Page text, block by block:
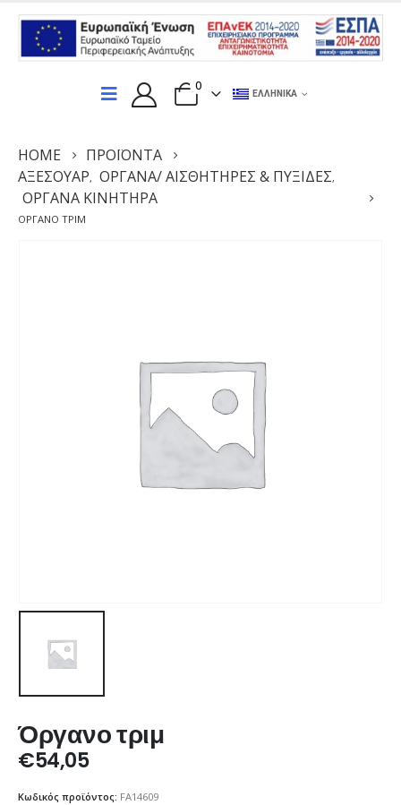
0
ΕΛΛΗΝΙΚΆ
HOME
ΠΡΟΪΌΝΤΑ
ΑΞΕΣΟΥΆΡ, ΌΡΓΑΝΑ/ ΑΙΣΘΗΤΉΡΕΣ & ΠΥΞΊΔΕΣ,
ΌΡΓΑΝΑ ΚΙΝΗΤΉΡΑ
ΌΡΓΑΝΟ ΤΡΙΜ
Όργανο τριμ
€54,05
Κωδικός προϊόντος: FA14609